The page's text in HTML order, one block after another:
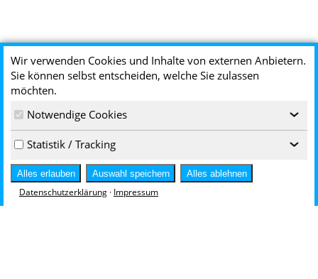
Wir verwenden Cookies und Inhalte von externen Anbietern.
Sie können selbst entscheiden, welche Sie zulassen
möchten.
Notwendige Cookies
‹
Statistik / Tracking ‹
Alles erlauben Auswahl speichern Alles ablehnen
Datenschutzerklärung · Impressum